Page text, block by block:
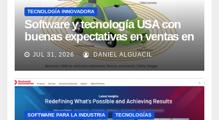
TECNOLOGÍA INNOVADORA
Software y tecnología USA con
buenas expectativas en ventas en
los próximos 2 años, según
Market Watch
JUL 31, 2026 DANIEL ALGUACIL
SOFTWARE PARA LA INDUSTRIA TECNOLOGÍAS